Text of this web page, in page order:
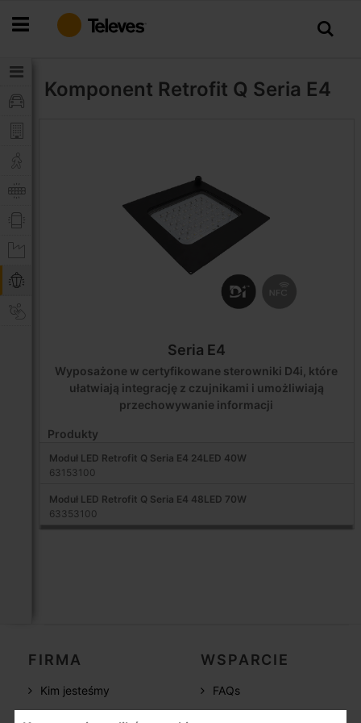
do
Komponent Retrofit Q Seria E4
Seria E4
Wyposażone w certyfikowane sterowniki D4i, które
ułatwiają integrację z czujnikami i umożliwiają
przechowywanie informacji
Produkty
Moduł LED Retrofit Q Seria E4 24LED 40W
63153100
Moduł LED Retrofit Q Seria E4 48LED 70W
63353100
FIRMA
Kim jesteśmy
WSPARCIE
FAQs